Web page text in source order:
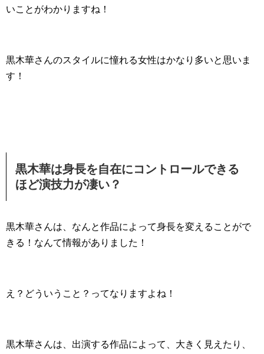
いことがわかりますね！
黒木華さんのスタイルに憧れる女性はかなり多いと思いま
す！
黒木華は身長を自在にコントロールできる
ほど演技力が凄い？
黒木華さんは、なんと作品によって身長を変えることがで
きる！なんて情報がありました！
え？どういうこと？ってなりますよね！
黒木華さんは、出演する作品によって、大きく見えたり、